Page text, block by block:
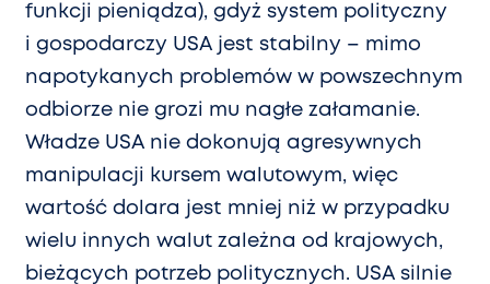
funkcji pieniądza), gdyż system polityczny
i gospodarczy USA jest stabilny – mimo
napotykanych problemów w powszechnym
odbiorze nie grozi mu nagłe załamanie.
Władze USA nie dokonują agresywnych
manipulacji kursem walutowym, więc
wartość dolara jest mniej niż w przypadku
wielu innych walut zależna od krajowych,
bieżących potrzeb politycznych. USA silnie